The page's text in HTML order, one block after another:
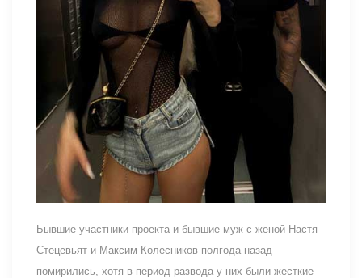
Бывшие участники проекта и бывшие муж с женой Настя
Стецевьят и Максим Колесников полгода назад
помирились, хотя в период развода у них были жесткие